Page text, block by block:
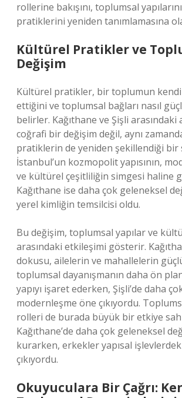
rollerine bakışını, toplumsal
pratiklerini yeniden tanımlamasına
Kültürel Pratikler ve
Değişim
Kültürel pratikler, bir toplumun
ettiğini ve toplumsal bağları nasıl
belirler. Kağıthane ve Şişli arasındaki
coğrafi bir değişim değil, aynı
pratiklerin de yeniden şekillendiği bir
İstanbul’un kozmopolit yapısının,
ve kültürel çeşitliliğin simgesi haline
Kağıthane ise daha çok geleneksel
yerel kimliğin temsilcisi oldu.
Bu değişim, toplumsal yapılar ve
arasındaki etkileşimi gösterir.
dokusu, ailelerin ve mahallelerin
toplumsal dayanışmanın daha ön
yapıyı işaret ederken, Şişli’de daha
modernleşme öne çıkıyordu.
rolleri de burada büyük bir etkiye
Kağıthane’de daha çok geleneksel
kurarken, erkekler yapısal
çıkıyordu.
Okuyuculara Bir Çağrı: